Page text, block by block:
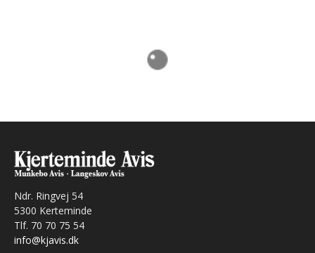
Ndr. Ringvej 54
5300 Kerteminde
Tlf. 70 70 75 54
info@kjavis.dk